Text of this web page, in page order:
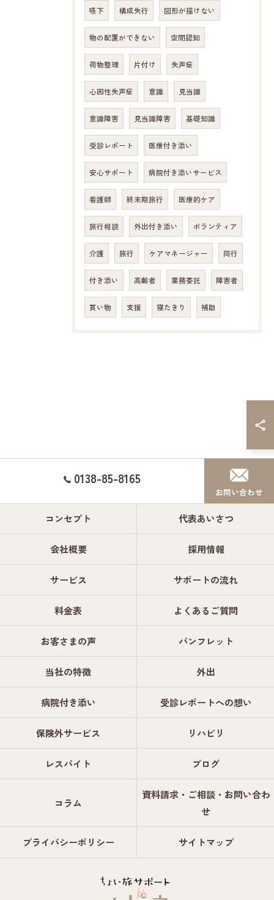
嚥下 構成失行 図形が描けない
物の配置ができない 空間認知
荷物整理 片付け 失声症
心因性失声症 意識 見当識
意識障害 見当識障害 基礎知識
受診レポート 医療付き添い
安心サポート 病院付き添いサービス
看護師 終末期旅行 医療的ケア
旅行相談 外出付き添い ボランティア
介護 旅行 ケアマネージャー 同行
付き添い 高齢者 業務委託 障害者
買い物 支援 寝たきり 補助
0138-85-8165
お問い合わせ
コンセプト 代表あいさつ
会社概要 採用情報
サービス サポートの流れ
料金表 よくあるご質問
お客さまの声 パンフレット
当社の特徴 外出
病院付き添い 受診レポートへの想い
保険外サービス リハビリ
レスパイト ブログ
コラム
資料請求・ご相談・お問い合わ
せ
プライバシーポリシー サイトマップ